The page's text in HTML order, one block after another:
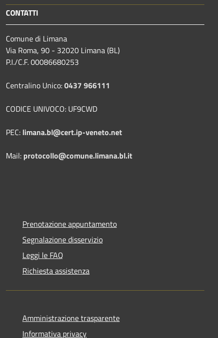
CONTATTI
Comune di Limana
Via Roma, 90 - 32020 Limana (BL)
P.I./C.F. 00086680253
Centralino Unico:0437 966111
CODICE UNIVOCO: UF9CWD
PEC: limana.bl@cert.ip-veneto.net
Mail: protocollo@comune.limana.bl.it
Prenotazione appuntamento
Segnalazione disservizio
Leggi le FAQ
Richiesta assistenza
Amministrazione trasparente
Informativa privacy